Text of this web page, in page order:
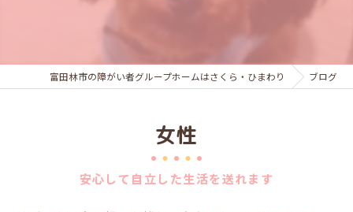
富田林市の障がい者グループホームはさくら・ひまわり ブログ
女性
安心して自立した生活を送れます